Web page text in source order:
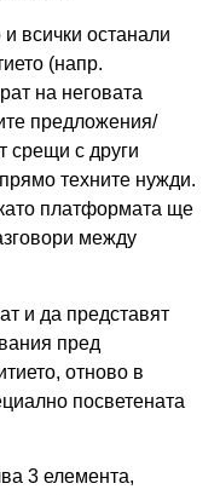
всички останали
(напр.
на неговата
предложения/
срещи с други
техните нужди.
платформата ще
между
и да представят
пред
отново в
посветената
3 елемента,